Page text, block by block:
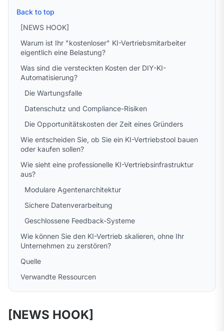
Back to top
[NEWS HOOK]
Warum ist Ihr "kostenloser" KI-Vertriebsmitarbeiter
eigentlich eine Belastung?
Was sind die versteckten Kosten der DIY-KI-
Automatisierung?
Die Wartungsfalle
Datenschutz und Compliance-Risiken
Die Opportunitätskosten der Zeit eines Gründers
Wie entscheiden Sie, ob Sie ein KI-Vertriebstool bauen
oder kaufen sollen?
Wie sieht eine professionelle KI-Vertriebsinfrastruktur
aus?
Modulare Agentenarchitektur
Sichere Datenverarbeitung
Geschlossene Feedback-Systeme
Wie können Sie den KI-Vertrieb skalieren, ohne Ihr
Unternehmen zu zerstören?
Quelle
Verwandte Ressourcen
[NEWS HOOK]